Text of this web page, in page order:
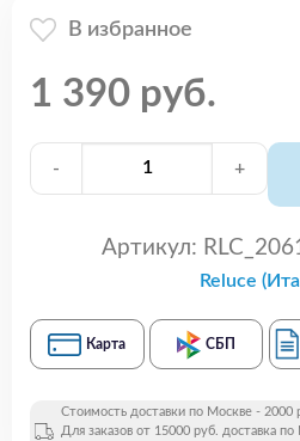
В избранное
1 390 руб.
- +
Артикул:
Reluce
Карта СБП
Стоимость доставки по Москве - 2000
Для заказов от 15000 руб. доставка по